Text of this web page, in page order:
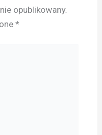
opublikowany.
*